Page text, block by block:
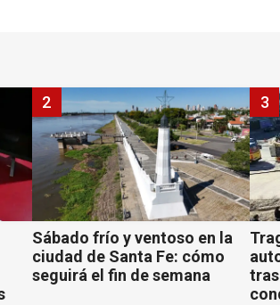
Sábado frío y ventoso en la
ciudad de Santa Fe: cómo
seguirá el fin de semana
2 3